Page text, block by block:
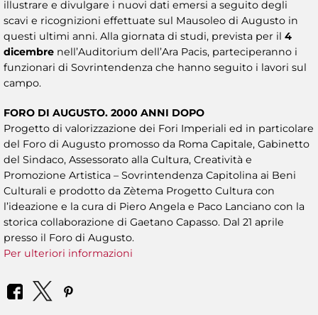
illustrare e divulgare i nuovi dati emersi a seguito degli
scavi e ricognizioni effettuate sul Mausoleo di Augusto in
questi ultimi anni. Alla giornata di studi, prevista per il 4
dicembre nell’Auditorium dell’Ara Pacis, parteciperanno i
funzionari di Sovrintendenza che hanno seguito i lavori sul
campo.
FORO DI AUGUSTO. 2000 ANNI DOPO
Progetto di valorizzazione dei Fori Imperiali ed in particolare
del Foro di Augusto promosso da Roma Capitale, Gabinetto
del Sindaco, Assessorato alla Cultura, Creatività e
Promozione Artistica – Sovrintendenza Capitolina ai Beni
Culturali e prodotto da Zètema Progetto Cultura con
l’ideazione e la cura di Piero Angela e Paco Lanciano con la
storica collaborazione di Gaetano Capasso. Dal 21 aprile
presso il Foro di Augusto.
Per ulteriori informazioni